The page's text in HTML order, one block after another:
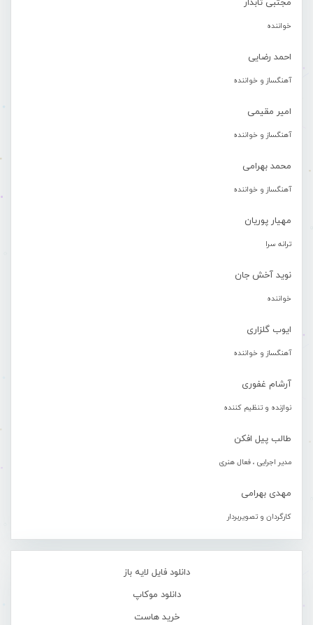
مجتبی تابدار
خواننده
احمد رضایی
آهنگساز و خواننده
امیر مقیمی
آهنگساز و خواننده
محمد بهرامی
آهنگساز و خواننده
مهیار پوریان
ترانه سرا
نوید آخش جان
خواننده
ایوب گلزاری
آهنگساز و خواننده
آرشام غفوری
نوازنده و تنظیم کننده
طالب پیل افکن
مدیر اجرایی ، فعال هنری
مهدی بهرامی
کارگردان و تصویربردار
دانلود فایل لایه باز
دانلود موکاپ
خرید هاست